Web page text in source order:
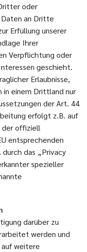
oder
an Dritte
Erfüllung unserer
Ihrer
Verpflichtung oder
geschieht.
Erlaubnisse,
in einem Drittland nur
der Art. 44
erfolgt z.B. auf
der offiziell
entsprechenden
das „Privacy
spezieller
darüber zu
werden und
weitere